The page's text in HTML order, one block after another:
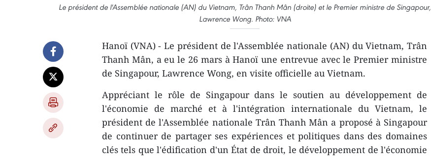
Le président de l'Assemblée nationale (AN) du Vietnam, Trân Thanh Mân (droite) et le Premier ministre de Singapour,
Lawrence Wong. Photo: VNA
Hanoï (VNA) - Le président de l'Assemblée nationale (AN) du Vietnam, Trân
Thanh Mân, a eu le 26 mars à Hanoï une entrevue avec le Premier ministre
de Singapour, Lawrence Wong, en visite officielle au Vietnam.
Appréciant le rôle de Singapour dans le soutien au développement de
l'économie de marché et à l'intégration internationale du Vietnam, le
président de l'Assemblée nationale Trân Thanh Mân a proposé à Singapour
de continuer de partager ses expériences et politiques dans des domaines
clés tels que l'édification d'un État de droit, le développement de l'économie